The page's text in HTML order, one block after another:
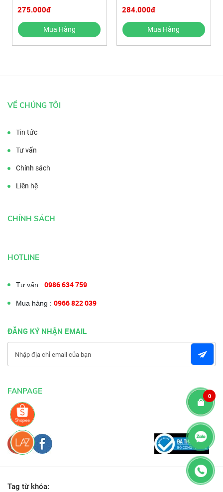
275.000đ
Mua Hàng
284.000đ
Mua Hàng
VỀ CHÚNG TÔI
Tin tức
Tư vấn
Chính sách
Liên hệ
CHÍNH SÁCH
HOTLINE
Tư vấn : 0986 634 759
Mua hàng : 0966 822 039
ĐĂNG KÝ NHẬN EMAIL
FANPAGE
Tag từ khóa:
0